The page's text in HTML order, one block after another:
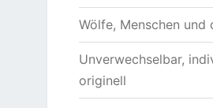
Wölfe, Menschen und
Unverwechselbar,
originell